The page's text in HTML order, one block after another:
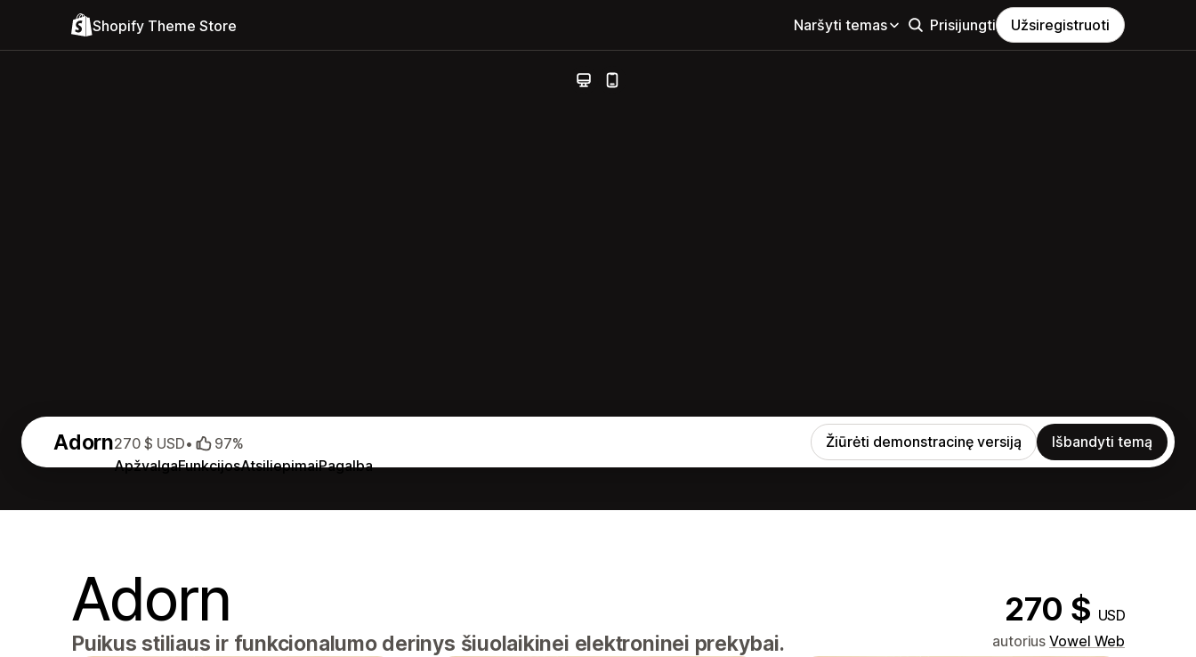
Shopify Theme Store Naršyti temas Prisijungti Užsiregistruoti
Adorn
ApžvalgaFunkcijosAtsiliepimaiPagalba
270 $ USD• 97% Žiūrėti demonstracinę versiją Išbandyti temą
Adorn 270 $ USD
Puikus stiliaus ir funkcionalumo derinys šiuolaikinei elektroninei prekybai. autorius Vowel Web